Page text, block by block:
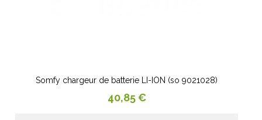
Somfy chargeur de batterie LI-ION (so 9021028)
Prix
40,85 €